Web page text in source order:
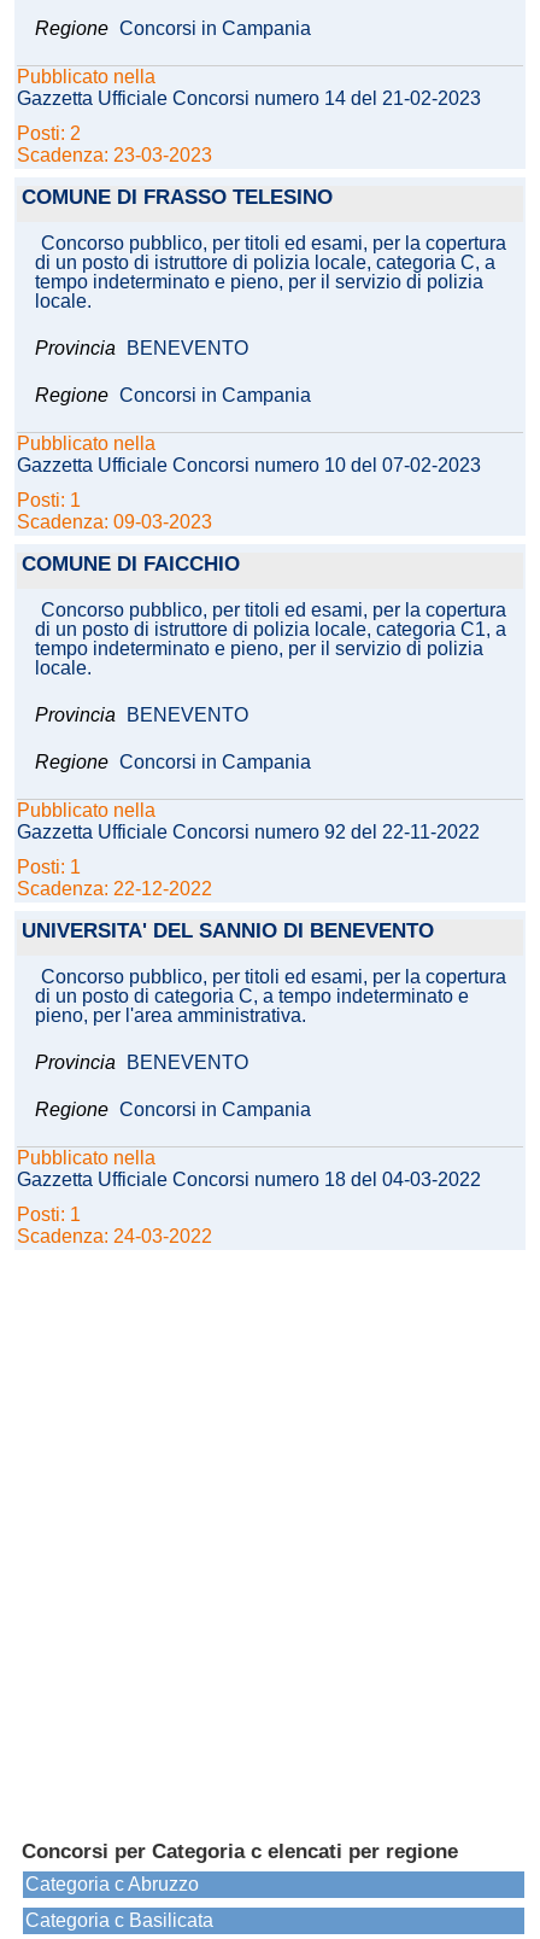
Regione Concorsi in Campania
Pubblicato nella
Gazzetta Ufficiale Concorsi numero 14 del 21-02-2023
Posti: 2
Scadenza: 23-03-2023
COMUNE DI FRASSO TELESINO
Concorso pubblico, per titoli ed esami, per la copertura
di un posto di istruttore di polizia locale, categoria C, a
tempo indeterminato e pieno, per il servizio di polizia
locale.
Provincia BENEVENTO
Regione Concorsi in Campania
Pubblicato nella
Gazzetta Ufficiale Concorsi numero 10 del 07-02-2023
Posti: 1
Scadenza: 09-03-2023
COMUNE DI FAICCHIO
Concorso pubblico, per titoli ed esami, per la copertura
di un posto di istruttore di polizia locale, categoria C1, a
tempo indeterminato e pieno, per il servizio di polizia
locale.
Provincia BENEVENTO
Regione Concorsi in Campania
Pubblicato nella
Gazzetta Ufficiale Concorsi numero 92 del 22-11-2022
Posti: 1
Scadenza: 22-12-2022
UNIVERSITA' DEL SANNIO DI BENEVENTO
Concorso pubblico, per titoli ed esami, per la copertura
di un posto di categoria C, a tempo indeterminato e
pieno, per l'area amministrativa.
Provincia BENEVENTO
Regione Concorsi in Campania
Pubblicato nella
Gazzetta Ufficiale Concorsi numero 18 del 04-03-2022
Posti: 1
Scadenza: 24-03-2022
Concorsi per Categoria c elencati per regione
Categoria c Abruzzo
Categoria c Basilicata